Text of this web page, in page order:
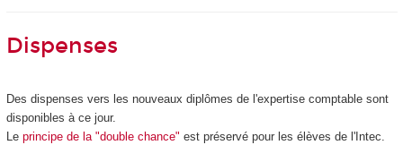
Dispenses
Des dispenses vers les nouveaux diplômes de l'expertise comptable sont
disponibles à ce jour.
Le principe de la "double chance" est préservé pour les élèves de l'Intec.